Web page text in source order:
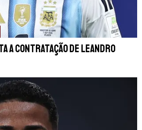
a contratação de Leandro